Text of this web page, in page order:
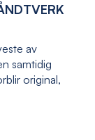
av
samtidig
original,